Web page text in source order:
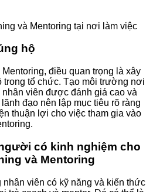
hộ
điều quan trọng là xây
trong tổ chức. Tạo môi trường nơi
viên được đánh giá cao và
đạo nên lập mục tiêu rõ ràng
thuận lợi cho việc tham gia vào
có kinh nghiệm cho
và Mentoring
viên có kỹ năng và kiến thức